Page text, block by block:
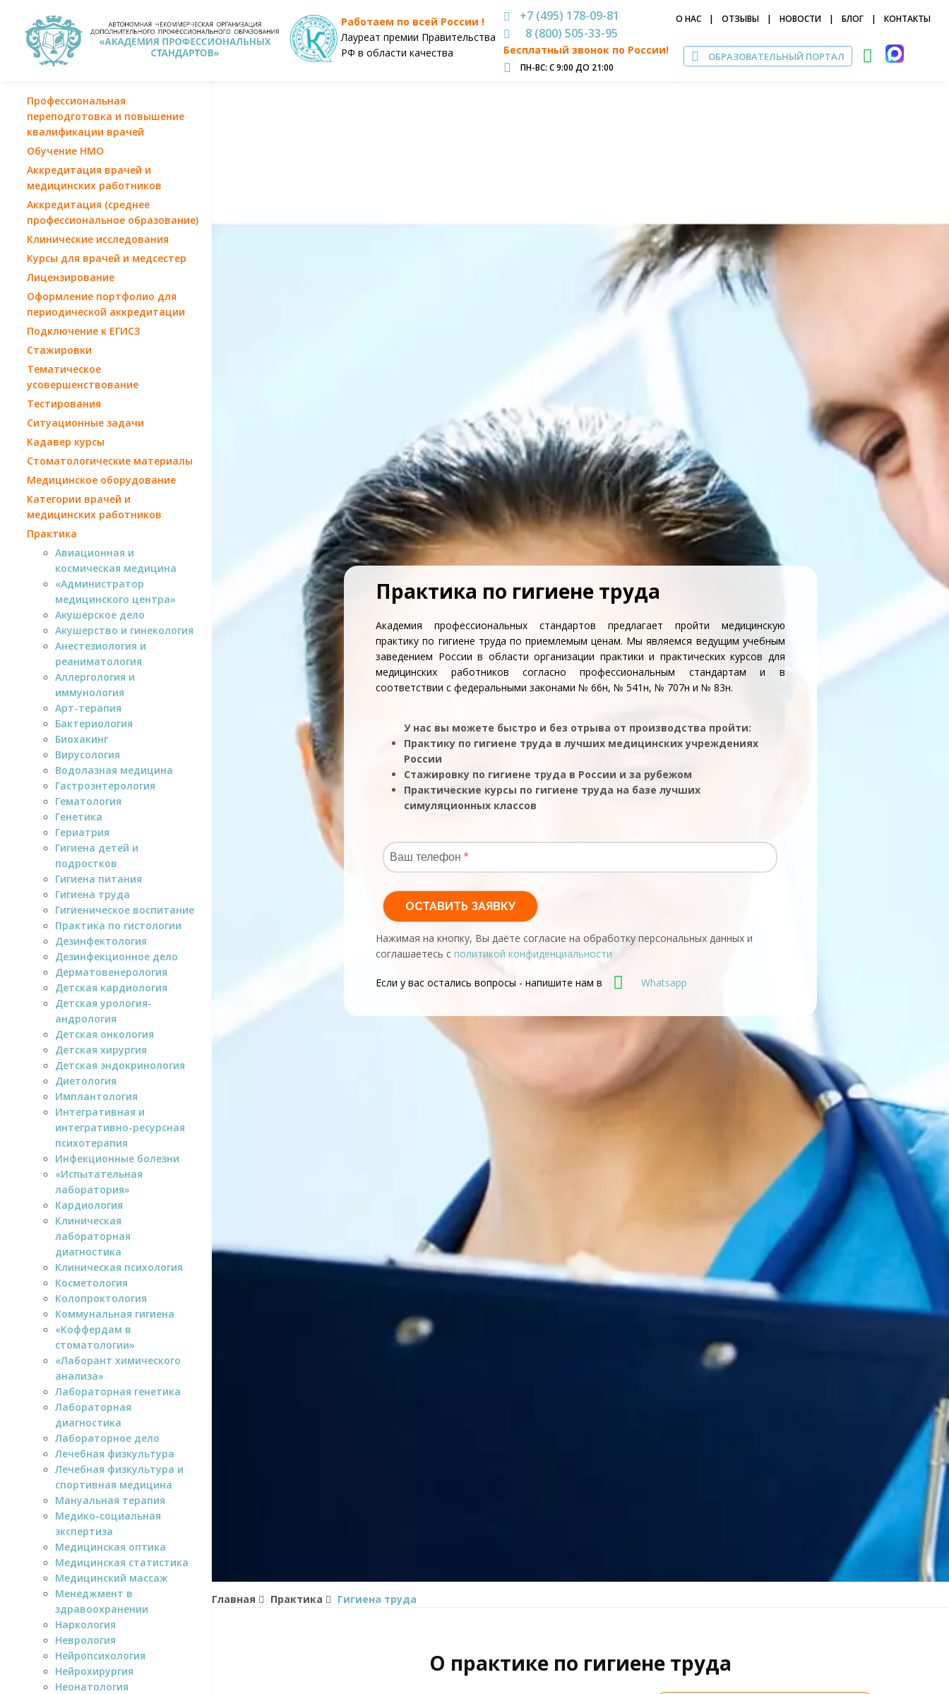
Профессиональная
переподготовка и повышение
квалификации врачей
Обучение НМО
Аккредитация врачей и
медицинских работников
Аккредитация (среднее
профессиональное образование)
Клинические исследования
Курсы для врачей и медсестер
Лицензирование
Оформление портфолио для
периодической аккредитации
Подключение к ЕГИСЗ
Стажировки
Тематическое
усовершенствование
Тестирования
Ситуационные задачи
Кадавер курсы
Стоматологические материалы
Медицинское оборудование
Категории врачей и
медицинских работников
Практика
Авиационная и
космическая медицина
«Администратор
медицинского центра»
Акушерское дело
Акушерство и гинекология
Анестезиология и
реаниматология
Аллергология и
иммунология
Арт-терапия
Бактериология
Биохакинг
Вирусология
Водолазная медицина
Гастроэнтерология
Гематология
Генетика
Гериатрия
Гигиена детей и
подростков
Гигиена питания
Гигиена труда
Гигиеническое воспитание
Практика по гистологии
Дезинфектология
Дезинфекционное дело
Дерматовенерология
Детская кардиология
Детская урология-
андрология
Детская онкология
Детская хирургия
Детская эндокринология
Диетология
Имплантология
Интегративная и
интегративно-ресурсная
психотерапия
Инфекционные болезни
«Испытательная
лаборатория»
Кардиология
Клиническая
лабораторная
диагностика
Клиническая психология
Косметология
Колопроктология
Коммунальная гигиена
«Коффердам в
стоматологии»
«Лаборант химического
анализа»
Лабораторная генетика
Лабораторная
диагностика
Лабораторное дело
Лечебная физкультура
Лечебная физкультура и
спортивная медицина
Мануальная терапия
Медико-социальная
экспертиза
Медицинская оптика
Медицинская статистика
Медицинский массаж
Менеджмент в
здравоохранении
Наркология
Неврология
Нейропсихология
Нейрохирургия
Неонатология
Работаем по всей России !
Лауреат премии Правительства
РФ в области качества
+7 (495) 178-09-81
8 (800) 505-33-95
Бесплатный звонок по России!
ПН-ВС: С 9:00 ДО 21:00
О НАС | ОТЗЫВЫ | НОВОСТИ | БЛОГ | КОНТАКТЫ
ОБРАЗОВАТЕЛЬНЫЙ ПОРТАЛ
Практика по гигиене труда
Академия профессиональных стандартов предлагает пройти медицинскую
практику по гигиене труда по приемлемым ценам. Мы являемся ведущим учебным
заведением России в области организации практики и практических курсов для
медицинских работников согласно профессиональным стандартам и в
соответствии с федеральными законами № 66н, № 541н, № 707н и № 83н.
У нас вы можете быстро и без отрыва от производства пройти:
Практику по гигиене труда в лучших медицинских учреждениях
России
Стажировку по гигиене труда в России и за рубежом
Практические курсы по гигиене труда на базе лучших
симуляционных классов
Нажимая на кнопку, Вы даёте согласие на обработку персональных данных и
соглашаетесь сполитикой конфиденциальности
Если у вас остались вопросы - напишите нам в Whatsapp
Главная Практика Гигиена труда
О практике по гигиене труда